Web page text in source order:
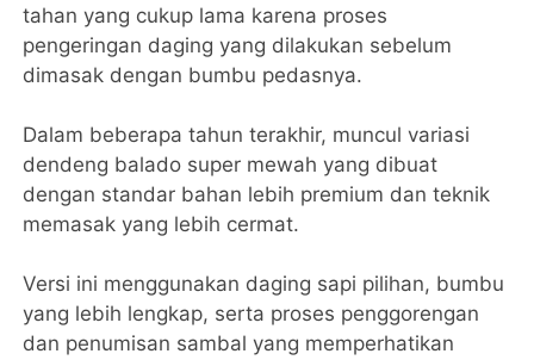
tahan yang cukup lama karena proses
pengeringan daging yang dilakukan sebelum
dimasak dengan bumbu pedasnya.
Dalam beberapa tahun terakhir, muncul variasi
dendeng balado super mewah yang dibuat
dengan standar bahan lebih premium dan teknik
memasak yang lebih cermat.
Versi ini menggunakan daging sapi pilihan, bumbu
yang lebih lengkap, serta proses penggorengan
dan penumisan sambal yang memperhatikan